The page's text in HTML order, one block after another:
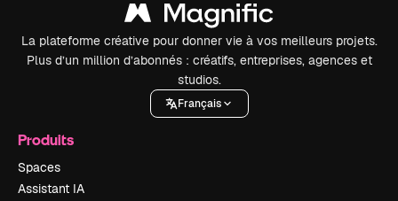
La plateforme créative pour donner vie à vos meilleurs projets.
Plus d’un million d’abonnés : créatifs, entreprises, agences et
studios.
Français
Produits
Spaces
Assistant IA